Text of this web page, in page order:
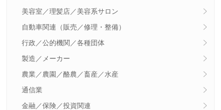
美容室／理髪店／美容系サロン
自動車関連（販売／修理・整備）
行政／公的機関／各種団体
製造／メーカー
農業／農園／酪農／畜産／水産
通信業
金融／保険／投資関連